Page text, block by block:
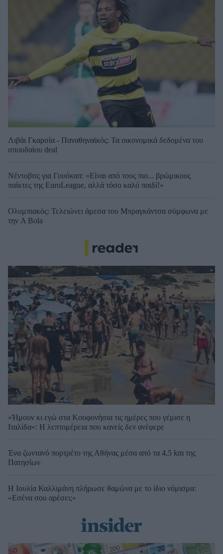
Λιβάι Γκαρσία - Παναθηναϊκός: Τα οικονομικά δεδομένα του
σπουδαίου deal
Νέντοβιτς για Γουόκαπ: «Είναι από τους πιο... βρώμικους
παίκτες της EuroLeague, αλλά τόσο καλό παιδί!»
Ολυμπιακός: Τελειώνει άμεσα του Μπραγκάντσα σύμφωνα με
την A Bola
«Ήμουν κι εγώ στα Κουφονήσια τις ημέρες που γέμισε η
Ιταλίδα»: Η λεπτομέρεια που κανείς δεν ανέφερε
Ένα ζωντανό πορτρέτο της Αθήνας μέσα από τα 4,5 km της
Πατησίων
Η Ιουλία Καλλιμάνη πλήρωσε θαμώνα με το ίδιο νόμισμα:
«Εσένα σου αρέσει;»